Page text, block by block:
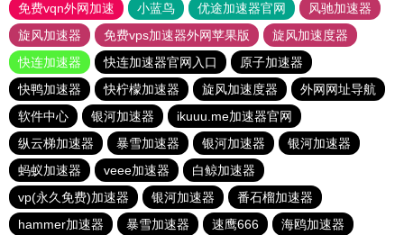
免费vqn外网加速
小蓝鸟 优途加速器官网
风驰加速器
旋风加速器
免费vps加速器外网苹果版
旋风加速度器
快连加速器
快连加速器官网入口
原子加速器
快鸭加速器
快柠檬加速器 旋风加速度器
外网网址导航
软件中心
银河加速器
ikuuu.me加速器官网
纵云梯加速器
暴雪加速器 银河加速器
银河加速器
蚂蚁加速器
veee加速器
白鲸加速器
vp(永久免费)加速器
银河加速器
番石榴加速器
hammer加速器
暴雪加速器 速鹰666 海鸥加速器